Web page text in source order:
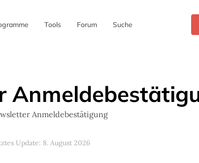
Tools Forum Suche
Anmeldebestätigung
Update: 8. August 2026